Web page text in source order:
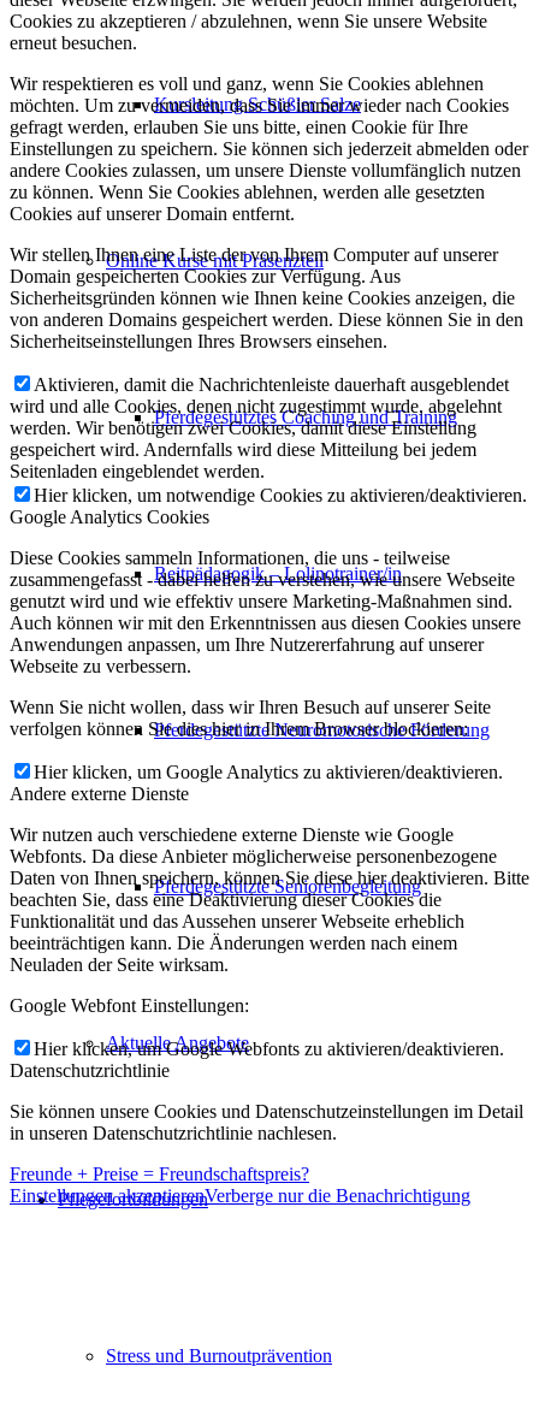
Kursleitung Schüßler Salze
Online Kurse mit Präsenzteil
Pferdegestütztes Coaching und Training
Reitpädagogik – Lolinotrainer/in
Pferdegestützte Neuromotorische Förderung
Pferdegestützte Seniorenbegleitung
Aktuelle Angebote
Pflegefortbildungen
Stress und Burnoutprävention
Cookies zu akzeptieren / abzulehnen, wenn Sie unsere Website
erneut besuchen.
Wir respektieren es voll und ganz, wenn Sie Cookies ablehnen
möchten. Um zu vermeiden, dass Sie immer wieder nach Cookies
gefragt werden, erlauben Sie uns bitte, einen Cookie für Ihre
Einstellungen zu speichern. Sie können sich jederzeit abmelden oder
andere Cookies zulassen, um unsere Dienste vollumfänglich nutzen
zu können. Wenn Sie Cookies ablehnen, werden alle gesetzten
Cookies auf unserer Domain entfernt.
Wir stellen Ihnen eine Liste der von Ihrem Computer auf unserer
Domain gespeicherten Cookies zur Verfügung. Aus
Sicherheitsgründen können wie Ihnen keine Cookies anzeigen, die
von anderen Domains gespeichert werden. Diese können Sie in den
Sicherheitseinstellungen Ihres Browsers einsehen.
Aktivieren, damit die Nachrichtenleiste dauerhaft ausgeblendet
wird und alle Cookies, denen nicht zugestimmt wurde, abgelehnt
werden. Wir benötigen zwei Cookies, damit diese Einstellung
gespeichert wird. Andernfalls wird diese Mitteilung bei jedem
Seitenladen eingeblendet werden.
Hier klicken, um notwendige Cookies zu aktivieren/deaktivieren.
Google Analytics Cookies
Diese Cookies sammeln Informationen, die uns - teilweise
zusammengefasst - dabei helfen zu verstehen, wie unsere Webseite
genutzt wird und wie effektiv unsere Marketing-Maßnahmen sind.
Auch können wir mit den Erkenntnissen aus diesen Cookies unsere
Anwendungen anpassen, um Ihre Nutzererfahrung auf unserer
Webseite zu verbessern.
Wenn Sie nicht wollen, dass wir Ihren Besuch auf unserer Seite
verfolgen können Sie dies hier in Ihrem Browser blockieren:
Hier klicken, um Google Analytics zu aktivieren/deaktivieren.
Andere externe Dienste
Wir nutzen auch verschiedene externe Dienste wie Google
Webfonts. Da diese Anbieter möglicherweise personenbezogene
Daten von Ihnen speichern, können Sie diese hier deaktivieren. Bitte
beachten Sie, dass eine Deaktivierung dieser Cookies die
Funktionalität und das Aussehen unserer Webseite erheblich
beeinträchtigen kann. Die Änderungen werden nach einem
Neuladen der Seite wirksam.
Google Webfont Einstellungen:
Hier klicken, um Google Webfonts zu aktivieren/deaktivieren.
Datenschutzrichtlinie
Sie können unsere Cookies und Datenschutzeinstellungen im Detail
in unseren Datenschutzrichtlinie nachlesen.
Freunde + Preise = Freundschaftspreis?
Einstellungen akzeptierenVerberge nur die Benachrichtigung